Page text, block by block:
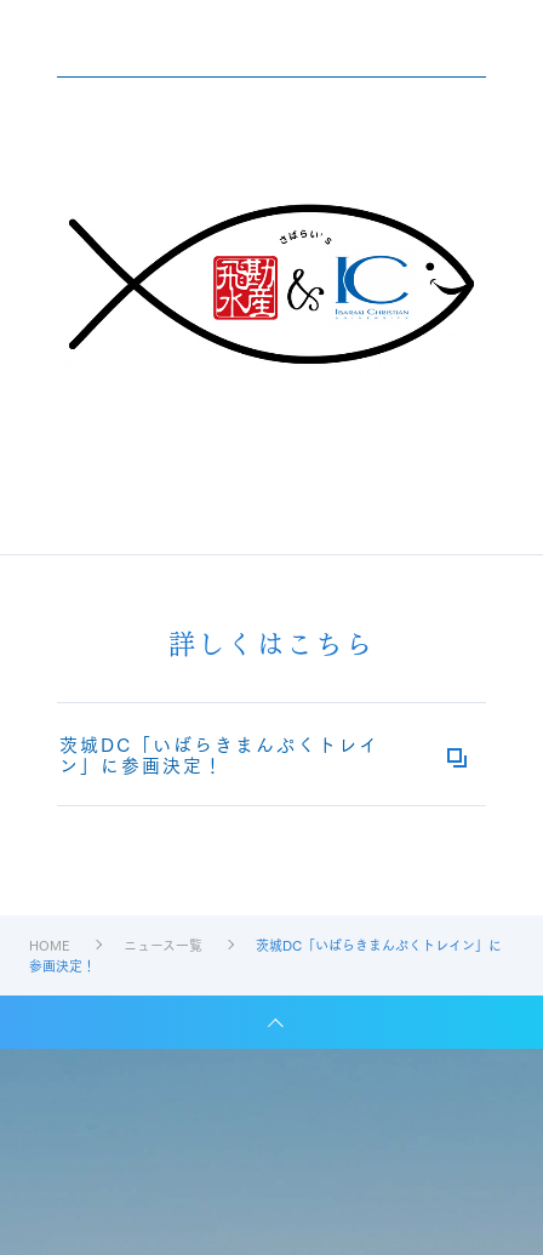
詳しくはこちら
茨城DC「いばらきまんぷくトレイ
ン」に参画決定！
HOME ニュース一覧
茨城DC「いばらきまんぷくトレイン」に
参画決定！